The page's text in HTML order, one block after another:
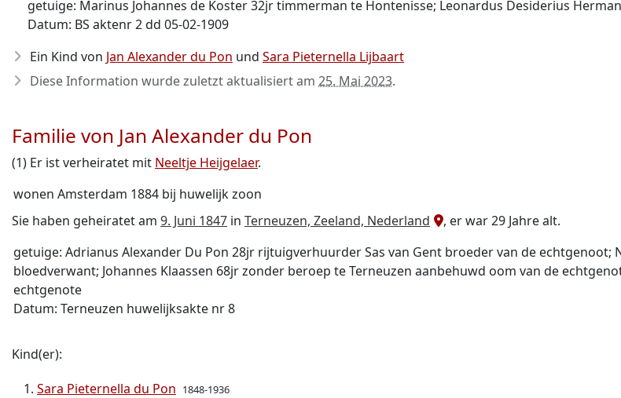
getuige: Marinus Johannes de Koster 32jr timmerman te Hontenisse; Leonardus Desiderius
Datum: BS aktenr 2 dd 05-02-1909
Ein Kind von Jan Alexander du Pon und Sara Pieternella Lijbaart
Diese Information wurde zuletzt aktualisiert am 25. Mai 2023.
Familie von Jan Alexander du Pon
(1) Er ist verheiratet mit Neeltje Heijgelaer.
wonen Amsterdam 1884 bij huwelijk zoon
Sie haben geheiratet am 9. Juni 1847 in Terneuzen, Zeeland, Nederland
, er war 29 Jahre alt.
getuige: Adrianus Alexander Du Pon 28jr rijtuigverhuurder Sas van Gent broeder van de
bloedverwant; Johannes Klaassen 68jr zonder beroep te Terneuzen aanbehuwd oom van de
echtgenote
Datum: Terneuzen huwelijksakte nr 8
Kind(er):
Sara Pieternella du Pon 1848-1936